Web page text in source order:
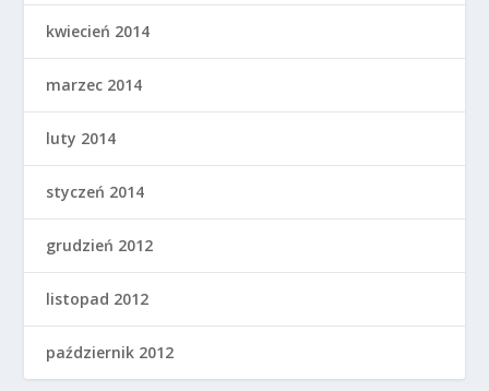
kwiecień 2014
marzec 2014
luty 2014
styczeń 2014
grudzień 2012
listopad 2012
październik 2012